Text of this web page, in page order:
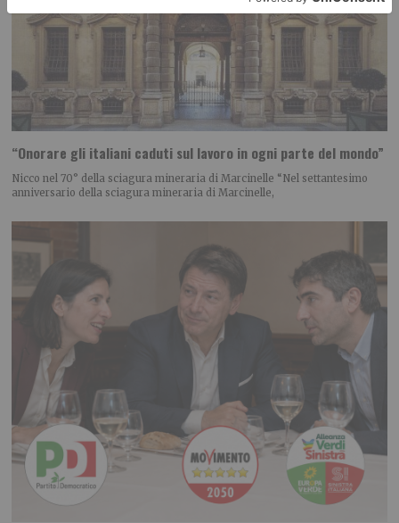
“Onorare gli italiani caduti sul lavoro in ogni parte del mondo”
Nicco nel 70° della sciagura mineraria di Marcinelle “Nel settantesimo
anniversario della sciagura mineraria di Marcinelle,